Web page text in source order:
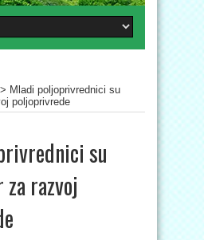
> Mladi poljoprivrednici su
poljoprivrede
su
razvoj